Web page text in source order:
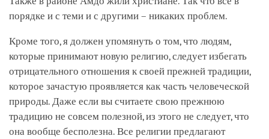
порядке и с теми и с другими – никаких проблем.
Кроме того, я должен упомянуть о том, что людям,
которые принимают новую религию, следует избегать
отрицательного отношения к своей прежней традиции,
которое зачастую проявляется как часть человеческой
природы. Даже если вы считаете свою прежнюю
традицию не совсем полезной, из этого не следует, что
она вообще бесполезна. Все религии предлагают